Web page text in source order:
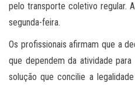
pelo transporte coletivo regular.
segunda-feira.
Os profissionais afirmam que a
que dependem da atividade
solução que concilie a